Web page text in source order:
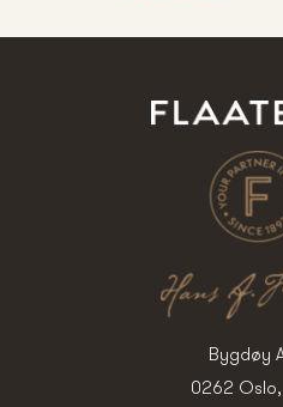
Bygdøy
0262